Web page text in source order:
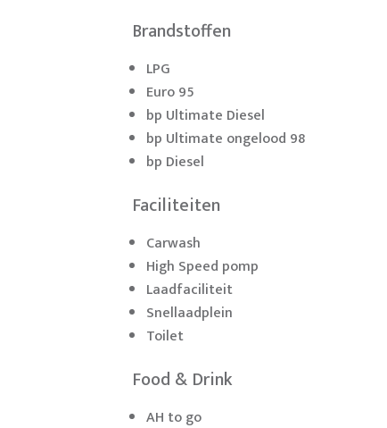
Brandstoffen
LPG
Euro 95
bp Ultimate Diesel
bp Ultimate ongelood 98
bp Diesel
Faciliteiten
Carwash
High Speed pomp
Laadfaciliteit
Snellaadplein
Toilet
Food & Drink
AH to go